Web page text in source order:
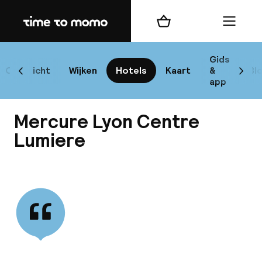
Home
Overzicht Wijken Hotels Kaart
Gids
&
app
Scroll naar links
Winkelmand Menu
Mercure Lyon Centre
Lumiere